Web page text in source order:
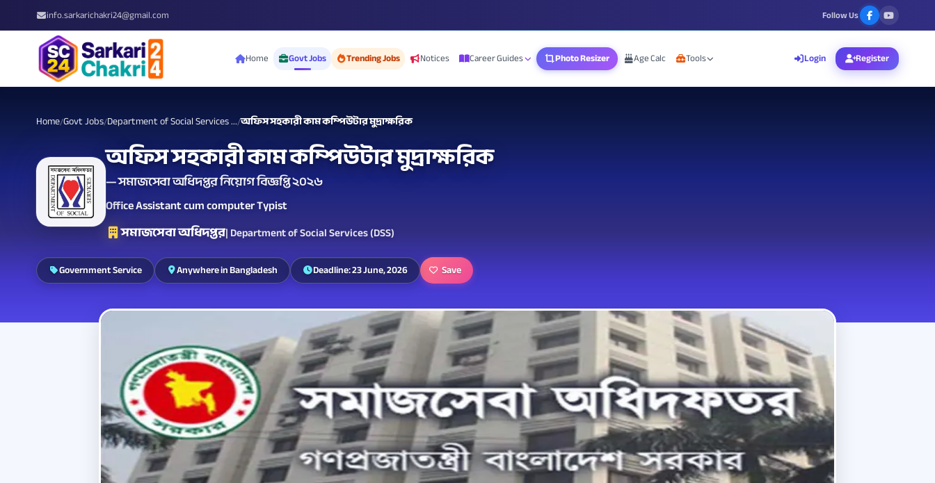
info.sarkarichakri24@gmail.com Follow Us
Home Govt Jobs Trending Jobs Notices Career Guides Photo Resizer Age Calc Tools Login Register
Home/Govt Jobs/Department of Social Services .../অফিস সহকারী কাম কম্পিউটার মুদ্রাক্ষরিক
অফিস সহকারী কাম কম্পিউটার মুদ্রাক্ষরিক
— সমাজসেবা অধিদপ্তর নিয়োগ বিজ্ঞপ্তি ২০২৬
Office Assistant cum computer Typist
সমাজসেবা অধিদপ্তর| Department of Social Services (DSS)
Government Service Anywhere in Bangladesh Deadline: 23 June, 2026 Save